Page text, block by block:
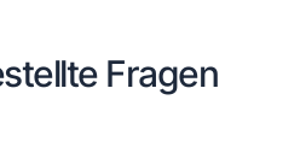
Fragen